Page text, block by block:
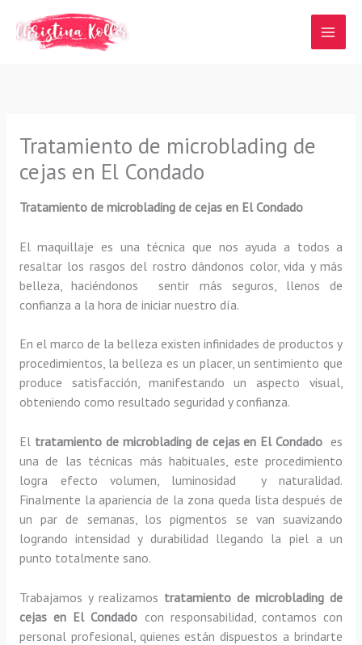
contenido
Tratamiento de microblading de
cejas en El Condado
Tratamiento de microblading de cejas en El Condado
El maquillaje es una técnica que nos ayuda a todos a
resaltar los rasgos del rostro dándonos color, vida y más
belleza, haciéndonos sentir más seguros, llenos de
confianza a la hora de iniciar nuestro día.
En el marco de la belleza existen infinidades de productos y
procedimientos, la belleza es un placer, un sentimiento que
produce satisfacción, manifestando un aspecto visual,
obteniendo como resultado seguridad y confianza.
El tratamiento de microblading de cejas en El Condado es
una de las técnicas más habituales, este procedimiento
logra efecto volumen, luminosidad y naturalidad.
Finalmente la apariencia de la zona queda lista después de
un par de semanas, los pigmentos se van suavizando
logrando intensidad y durabilidad llegando la piel a un
punto totalmente sano.
Trabajamos y realizamos tratamiento de microblading de
cejas en El Condado con responsabilidad, contamos con
personal profesional, quienes están dispuestos a brindarte